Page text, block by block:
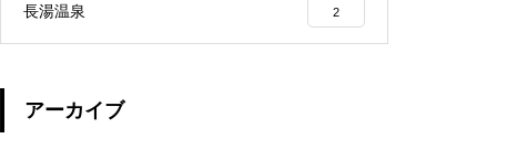
長湯温泉 2
アーカイブ